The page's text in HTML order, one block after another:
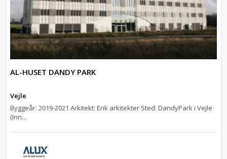
AL-HUSET DANDY PARK
Vejle
Byggeår: 2019-2021 Arkitekt: Erik arkitekter Sted: DandyPark i Vejle
(Inn...